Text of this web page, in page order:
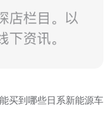
买到哪些日系新能源车